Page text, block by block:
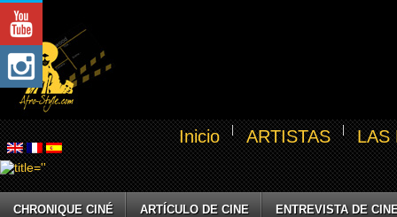
Inicio ARTISTAS LAS
CHRONIQUE CINÉ ARTÍCULO DE CINE ENTREVISTA DE